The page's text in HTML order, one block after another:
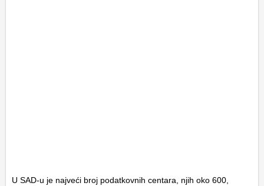
U SAD-u je najveći broj podatkovnih centara, njih oko 600,